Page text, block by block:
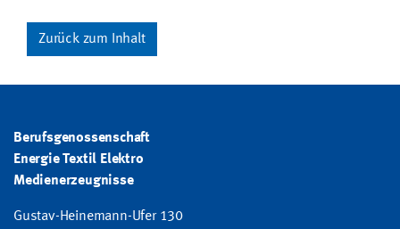
Zurück zum Inhalt
Berufsgenossenschaft
Energie Textil Elektro
Medienerzeugnisse
Gustav-Heinemann-Ufer 130